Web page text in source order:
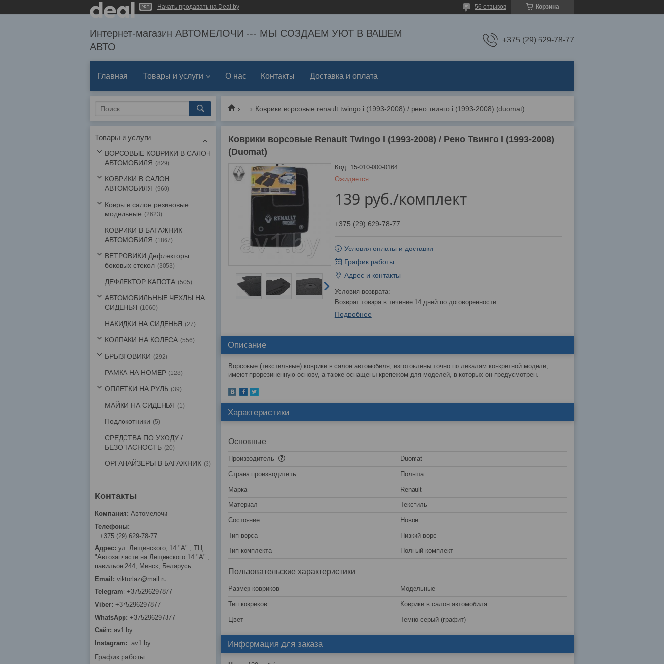
Начать продавать на Deal.by Корзина
56 отзывов
Интернет-магазин АВТОМЕЛОЧИ --- МЫ СОЗДАЕМ УЮТ В ВАШЕМ
АВТО
+375 (29) 629-78-77
Главная Товары и услуги О нас Контакты Доставка и оплата
Коврики ворсовые renault twingo i (1993-2008) / рено твинго i (1993-2008) (duomat)
Коврики ворсовые Renault Twingo I (1993-2008) / Рено Твинго I (1993-2008)
(Duomat)
Ожидается
Код: 15-010-000-0164
139 руб./комплект
+375 (29) 629-78-77
Условия оплаты и доставки
График работы
Адрес и контакты
возврат товара в течение 14 дней по договоренности
Подробнее
Описание
Ворсовые (текстильные) коврики в салон автомобиля, изготовлены точно по лекалам конкретной модели,
имеют прорезиненную основу, а также оснащены крепежом для моделей, в которых он предусмотрен.
Характеристики
Основные
Производитель Duomat
Страна производитель Польша
Марка Renault
Материал Текстиль
Состояние Новое
Тип ворса Низкий ворс
Тип комплекта Полный комплект
Пользовательские характеристики
Размер ковриков Модельные
Тип ковриков Коврики в салон автомобиля
Цвет Темно-серый (графит)
Информация для заказа
Товары и услуги
ВОРСОВЫЕ КОВРИКИ В САЛОН
АВТОМОБИЛЯ
829
КОВРИКИ В САЛОН
АВТОМОБИЛЯ
960
Ковры в салон резиновые
модельные
2623
КОВРИКИ В БАГАЖНИК
АВТОМОБИЛЯ
1867
ВЕТРОВИКИ Дефлекторы
боковых стекол
3053
ДЕФЛЕКТОР КАПОТА 505
АВТОМОБИЛЬНЫЕ ЧЕХЛЫ НА
СИДЕНЬЯ
1060
НАКИДКИ НА СИДЕНЬЯ 27
КОЛПАКИ НА КОЛЕСА 556
БРЫЗГОВИКИ 292
РАМКА НА НОМЕР 128
ОПЛЕТКИ НА РУЛЬ 39
МАЙКИ НА СИДЕНЬЯ 1
Подлокотники 5
СРЕДСТВА ПО УХОДУ /
БЕЗОПАСНОСТЬ
20
ОРГАНАЙЗЕРЫ В БАГАЖНИК 3
Автомелочи
+375 (29) 629-78-77
ул. Лещинского, 14 "А" , ТЦ
"Автозапчасти на Лещинcкого 14 "A" ,
павильон 244, Минск, Беларусь
viktorlaz@mail.ru
+375296297877
+375296297877
+375296297877
av1.by
Instagram
av1.by
График работы